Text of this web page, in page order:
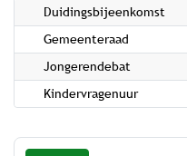
Duidingsbijeenkomst
Gemeenteraad
Jongerendebat
Kindervragenuur